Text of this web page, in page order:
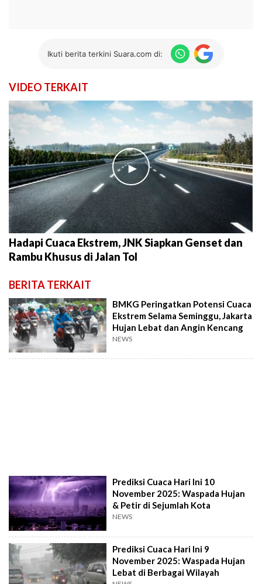
Ikuti berita terkini Suara.com di:
VIDEO TERKAIT
►
Hadapi Cuaca Ekstrem, JNK Siapkan Genset dan
Rambu Khusus di Jalan Tol
BERITA TERKAIT
BMKG Peringatkan Potensi Cuaca
Ekstrem Selama Seminggu, Jakarta
Hujan Lebat dan Angin Kencang
NEWS
Prediksi Cuaca Hari Ini 10
November 2025: Waspada Hujan
& Petir di Sejumlah Kota
NEWS
Prediksi Cuaca Hari Ini 9
November 2025: Waspada Hujan
Lebat di Berbagai Wilayah